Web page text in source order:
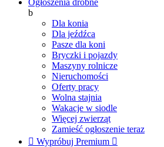
Ogłoszenia drobne
b
Dla konia
Dla jeźdźca
Pasze dla koni
Bryczki i pojazdy
Maszyny rolnicze
Nieruchomości
Oferty pracy
Wolna stajnia
Wakacje w siodle
Więcej zwierząt
Zamieść ogłoszenie teraz
 Wypróbuj Premium 